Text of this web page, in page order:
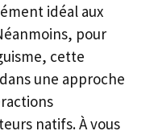
idéal aux
pour
cette
une approche
natifs. À vous